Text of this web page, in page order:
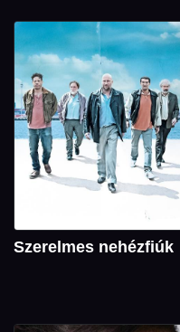
Szerelmes nehézfiúk